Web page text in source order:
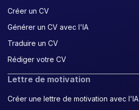
Créer un CV
Générer un CV avec l'IA
Traduire un CV
Rédiger votre CV
Lettre de motivation
Créer une lettre de motivation avec l'IA